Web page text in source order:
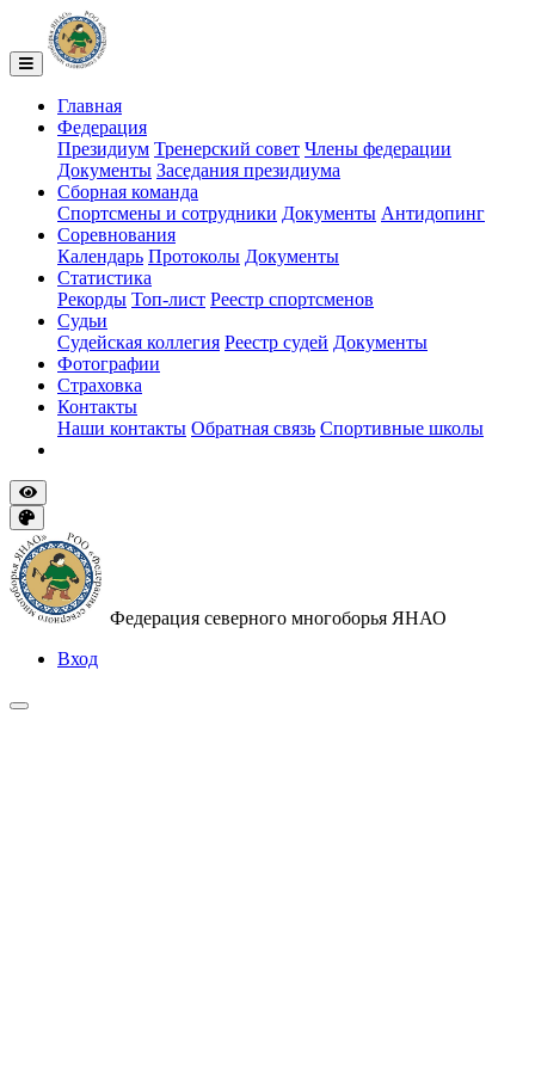
Главная
Федерация
Президиум Тренерский совет Члены федерации
Документы Заседания президиума
Сборная команда
Спортсмены и сотрудники Документы Антидопинг
Соревнования
Календарь Протоколы Документы
Статистика
Рекорды Топ-лист Реестр спортсменов
Судьи
Судейская коллегия Реестр судей Документы
Фотографии
Страховка
Контакты
Наши контакты Обратная связь Спортивные школы
Федерация северного многоборья ЯНАО
Вход